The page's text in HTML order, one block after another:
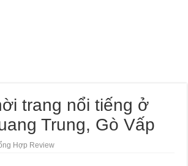
trang nổi tiếng ở
Trung, Gò Vấp
Hợp Review